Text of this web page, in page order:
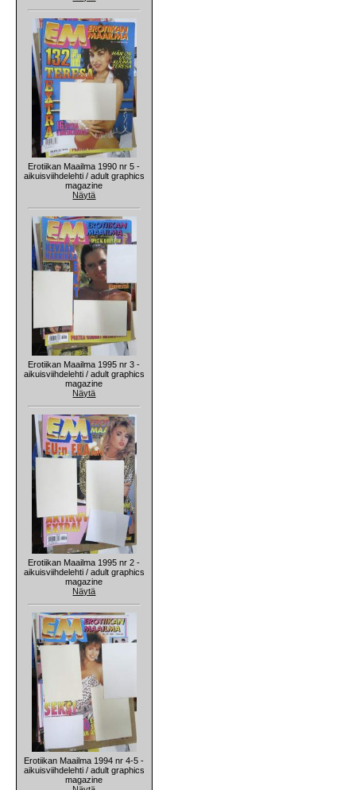
Erotiikan Maailma 1990 nr 5 -
aikuisviihdelehti / adult graphics
magazine
Näytä
Erotiikan Maailma 1995 nr 3 -
aikuisviihdelehti / adult graphics
magazine
Näytä
Erotiikan Maailma 1995 nr 2 -
aikuisviihdelehti / adult graphics
magazine
Näytä
Erotiikan Maailma 1994 nr 4-5 -
aikuisviihdelehti / adult graphics
magazine